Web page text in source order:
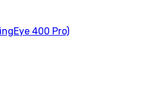
400 Pro)